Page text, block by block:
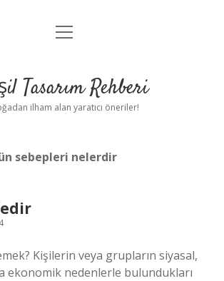
Anasayfa
Yasal Uyarı
menüyü
Tasarım Rehberi
ilham alan yaratıcı öneriler!
sebepleri nelerdir
Kişilerin veya grupların siyasal,
ekonomik nedenlerle bulundukları